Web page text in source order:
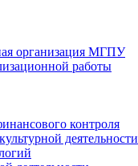
организация МГПУ
работы
контроля
деятельности